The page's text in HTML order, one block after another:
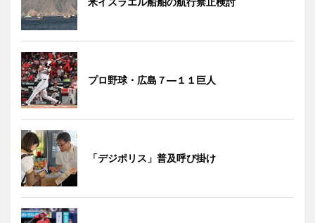
プロ野球・広島７―１１巨人
「デジポリス」普及呼び掛け